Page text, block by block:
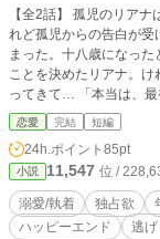
【全2話】 孤児のリア
れど孤児からの告白が受
まった。十八歳になっ
ことを決めたリアナ。
ってきて… 「本当は、最初から逃がす気なんてなかったのかもね」 ※小説家に
なろうにも投稿しています
恋愛 完結 短編
24h.ポイント 85pt
小説 11,547 位 /
溺愛/執着 独占欲
ハッピーエンド
逃